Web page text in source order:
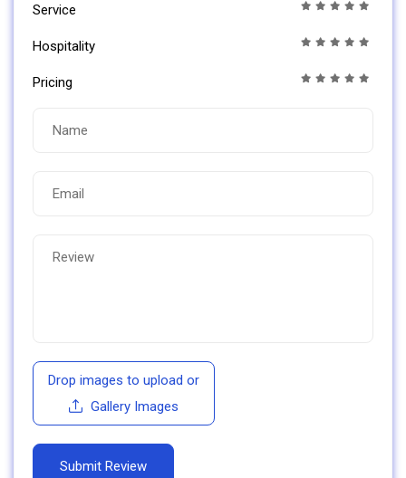
Service
Hospitality
Pricing
Drop images to upload or
Gallery Images